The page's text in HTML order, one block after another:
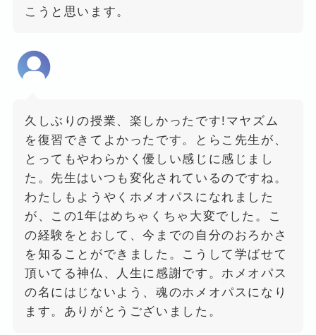
こうと思います。
久しぶりの授業、楽しかったです!マヤズム
を復習できてよかったです。とらこ先生が、
とってもやわらかく優しい感じに感じまし
た。先生はいつも変化されているのですね。
わたしもようやくホメオパスになれました
が、この1年はめちゃくちゃ大変でした。こ
の経験をとおして、今までの自分のおろかさ
を知ることができました。こうして学ばせて
頂いてる神仏、人生に感謝です。ホメオパス
の名にはじないよう、魂のホメオパスになり
ます。ありがとうございました。